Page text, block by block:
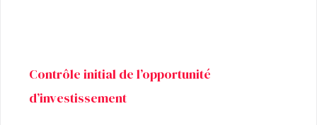
Contrôle initial de l’opportunité
d’investissement